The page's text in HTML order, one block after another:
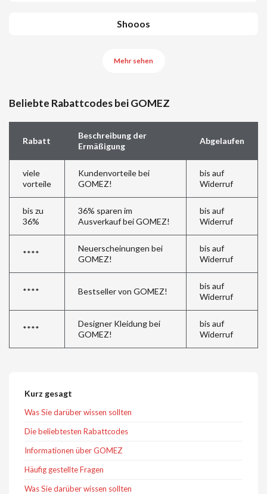
Shooos
Mehr sehen
Beliebte Rabattcodes bei GOMEZ
Rabatt
Beschreibung der
Ermäßigung
Abgelaufen
viele
vorteile
Kundenvorteile bei
GOMEZ!
bis auf
Widerruf
bis zu
36%
36% sparen im
Ausverkauf bei GOMEZ!
bis auf
Widerruf
****
Neuerscheinungen bei
GOMEZ!
bis auf
Widerruf
**** Bestseller von GOMEZ!
bis auf
Widerruf
****
Designer Kleidung bei
GOMEZ!
bis auf
Widerruf
Kurz gesagt
Was Sie darüber wissen sollten
Die beliebtesten Rabattcodes
Informationen über GOMEZ
Häufig gestellte Fragen
Was Sie darüber wissen sollten